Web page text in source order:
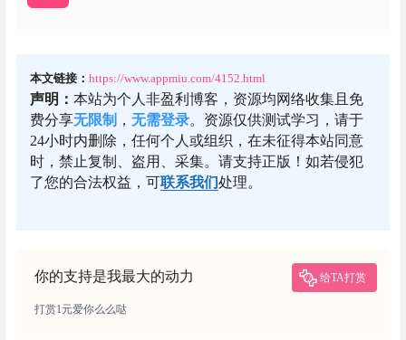
本文链接： https://www.appmiu.com/4152.html
声明： 本站为个人非盈利博客，资源均网络收集且免
费分享无限制 ， 无需登录。资源仅供测试学习，请于
24小时内删除，任何个人或组织，在未征得本站同意
时，禁止复制、盗用、采集。请支持正版！如若侵犯
了您的合法权益，可联系我们处理。
你的支持是我最大的动力 给TA打赏
打赏1元爱你么么哒